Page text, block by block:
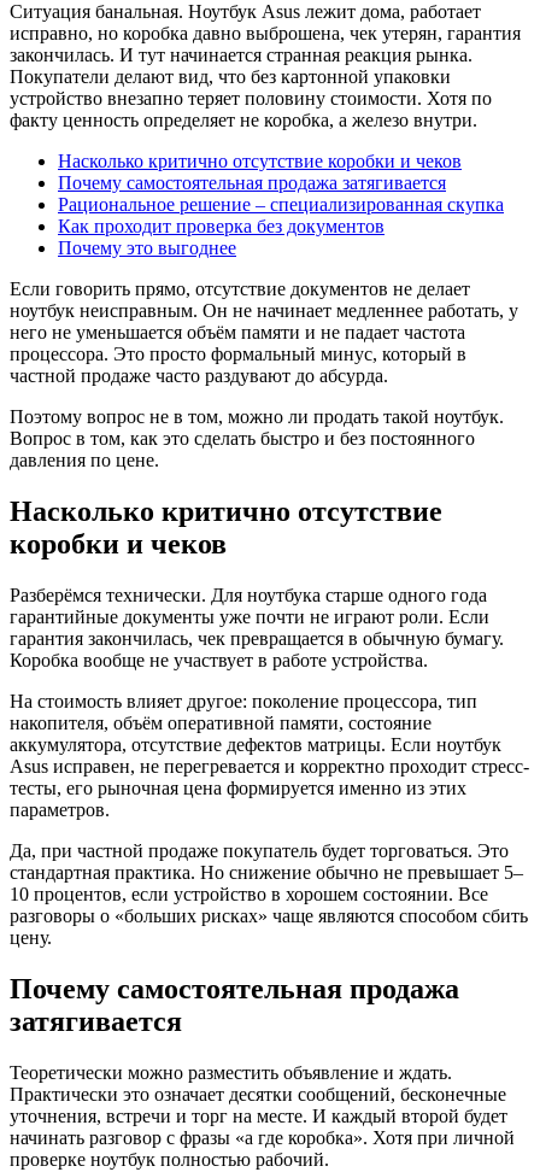
Ситуация банальная. Ноутбук Asus лежит дома, работает
исправно, но коробка давно выброшена, чек утерян, гарантия
закончилась. И тут начинается странная реакция рынка.
Покупатели делают вид, что без картонной упаковки
устройство внезапно теряет половину стоимости. Хотя по
факту ценность определяет не коробка, а железо внутри.
Насколько критично отсутствие коробки и чеков
Почему самостоятельная продажа затягивается
Рациональное решение – специализированная скупка
Как проходит проверка без документов
Почему это выгоднее
Если говорить прямо, отсутствие документов не делает
ноутбук неисправным. Он не начинает медленнее работать, у
него не уменьшается объём памяти и не падает частота
процессора. Это просто формальный минус, который в
частной продаже часто раздувают до абсурда.
Поэтому вопрос не в том, можно ли продать такой ноутбук.
Вопрос в том, как это сделать быстро и без постоянного
давления по цене.
Насколько критично отсутствие
коробки и чеков
Разберёмся технически. Для ноутбука старше одного года
гарантийные документы уже почти не играют роли. Если
гарантия закончилась, чек превращается в обычную бумагу.
Коробка вообще не участвует в работе устройства.
На стоимость влияет другое: поколение процессора, тип
накопителя, объём оперативной памяти, состояние
аккумулятора, отсутствие дефектов матрицы. Если ноутбук
Asus исправен, не перегревается и корректно проходит стресс-
тесты, его рыночная цена формируется именно из этих
параметров.
Да, при частной продаже покупатель будет торговаться. Это
стандартная практика. Но снижение обычно не превышает 5–
10 процентов, если устройство в хорошем состоянии. Все
разговоры о «больших рисках» чаще являются способом сбить
цену.
Почему самостоятельная продажа
затягивается
Теоретически можно разместить объявление и ждать.
Практически это означает десятки сообщений, бесконечные
уточнения, встречи и торг на месте. И каждый второй будет
начинать разговор с фразы «а где коробка». Хотя при личной
проверке ноутбук полностью рабочий.